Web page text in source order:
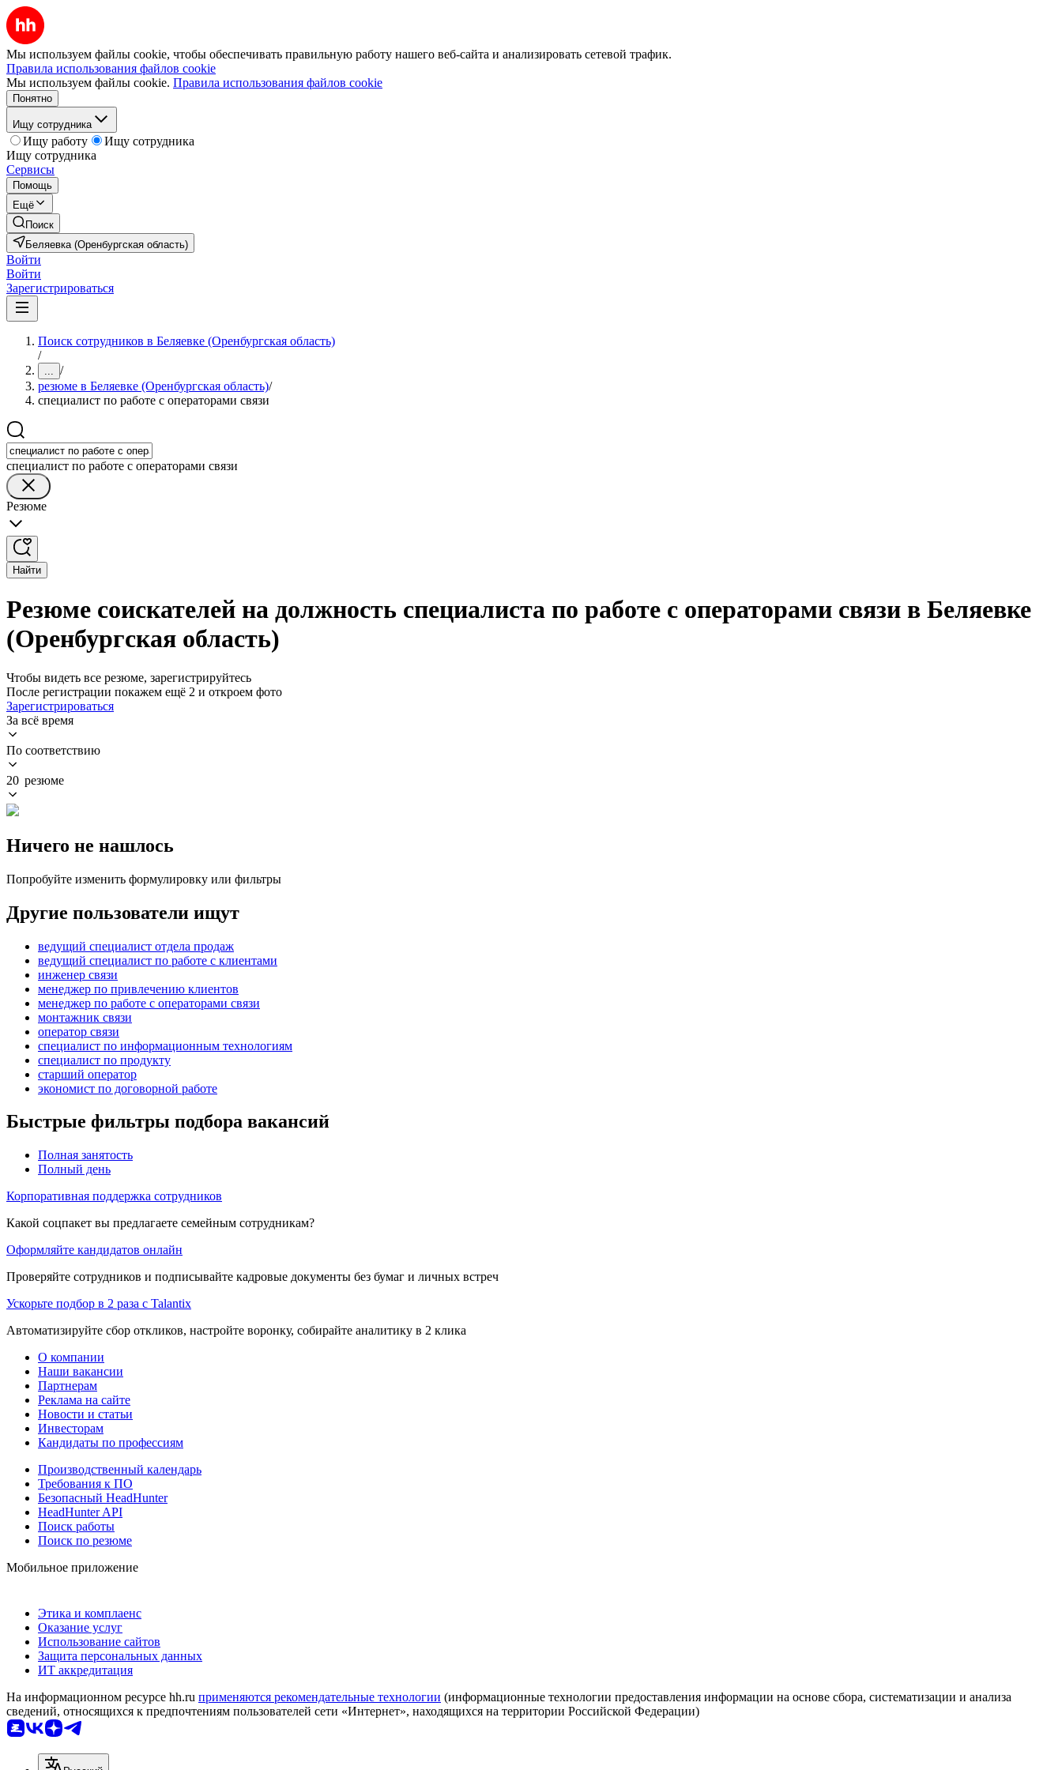
Мы используем файлы cookie, чтобы обеспечивать правильную работу нашего веб-сайта и анализировать сетевой трафик.
Правила использования файлов cookie
Мы используем файлы cookie. Правила использования файлов cookie
Понятно
Ищу сотрудника
Ищу работу
Ищу сотрудника
Ищу сотрудника
Сервисы
Помощь
Ещё
Поиск
Беляевка (Оренбургская область)
Войти
Войти
Зарегистрироваться
Поиск сотрудников в Беляевке (Оренбургская область)
/
... /
резюме в Беляевке (Оренбургская область)/
специалист по работе с операторами связи
специалист по работе с операторами связи
Резюме
Найти
Резюме соискателей на должность специалиста по работе с операторами связи в Беляевке
(Оренбургская область)
Чтобы видеть все резюме, зарегистрируйтесь
После регистрации покажем ещё 2 и откроем фото
Зарегистрироваться
За всё время
По соответствию
20 резюме
Ничего не нашлось
Попробуйте изменить формулировку или фильтры
Другие пользователи ищут
ведущий специалист отдела продаж
ведущий специалист по работе с клиентами
инженер связи
менеджер по привлечению клиентов
менеджер по работе с операторами связи
монтажник связи
оператор связи
специалист по информационным технологиям
специалист по продукту
старший оператор
экономист по договорной работе
Быстрые фильтры подбора вакансий
Полная занятость
Полный день
Корпоративная поддержка сотрудников
Какой соцпакет вы предлагаете семейным сотрудникам?
Оформляйте кандидатов онлайн
Проверяйте сотрудников и подписывайте кадровые документы без бумаг и личных встреч
Ускорьте подбор в 2 раза с Talantix
Автоматизируйте сбор откликов, настройте воронку, собирайте аналитику в 2 клика
О компании
Наши вакансии
Партнерам
Реклама на сайте
Новости и статьи
Инвесторам
Кандидаты по профессиям
Производственный календарь
Требования к ПО
Безопасный HeadHunter
HeadHunter API
Поиск работы
Поиск по резюме
Мобильное приложение
Этика и комплаенс
Оказание услуг
Использование сайтов
Защита персональных данных
ИТ аккредитация
На информационном ресурсе hh.ru применяются рекомендательные технологии (информационные технологии предоставления информации на основе сбора, систематизации и анализа
сведений, относящихся к предпочтениям пользователей сети «Интернет», находящихся на территории Российской Федерации)